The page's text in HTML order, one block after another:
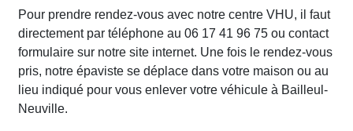
Pour prendre rendez-vous avec notre centre VHU, il faut
directement par téléphone au 06 17 41 96 75 ou contact
formulaire sur notre site internet. Une fois le rendez-vous
pris, notre épaviste se déplace dans votre maison ou au
lieu indiqué pour vous enlever votre véhicule à Bailleul-
Neuville.